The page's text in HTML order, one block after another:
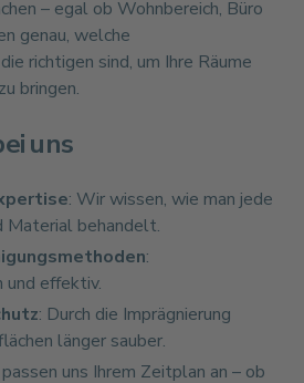
– egal ob Wohnbereich, Büro
genau, welche
richtigen sind, um Ihre Räume
bringen.
uns
: Wir wissen, wie man jede
Material behandelt.
:
effektiv.
: Durch die Imprägnierung
länger sauber.
uns Ihrem Zeitplan an – ob